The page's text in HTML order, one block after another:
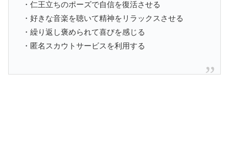
・仁王立ちのポーズで自信を復活させる
・好きな音楽を聴いて精神をリラックスさせる
・繰り返し褒められて喜びを感じる
・匿名スカウトサービスを利用する